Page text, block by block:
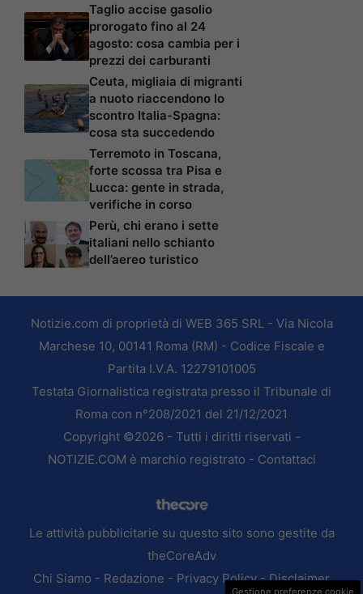
Taglio accise gasolio
prorogato fino al 24
agosto: cosa cambia per i
prezzi dei carburanti
Ceuta, migliaia di migranti
a nuoto riaccendono lo
scontro Italia-Spagna:
cosa sta succedendo
Terremoto in Toscana,
forte scossa tra Pisa e
Lucca: gente in strada,
verifiche in corso
Perù, chi erano i sette
italiani nello schianto
dell’aereo turistico
Notizie.com di proprietà di WEB 365 SRL - Via Nicola
Marchese 10, 00141 Roma (RM) - Codice Fiscale e
Partita I.V.A. 12279101005
Testata Giornalistica registrata presso il Tribunale di
Roma con n°208/2021 del 21/12/2021
Copyright ©2026 - Tutti i diritti riservati -
NOTIZIE.COM è marchio registrato - Contattaci
Le attività pubblicitarie su questo sito sono gestite da
theCoreAdv
Chi Siamo - Redazione - Privacy Policy-Disclaimer
Gestione preferenze cookie